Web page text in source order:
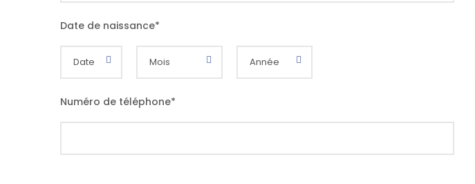
Date de naissance*
Numéro de téléphone*